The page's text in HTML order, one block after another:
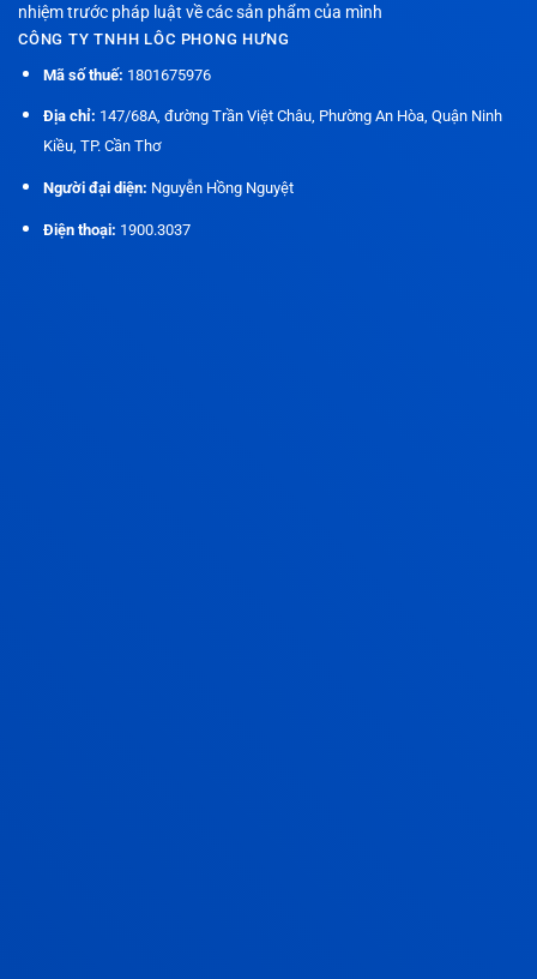
nhiệm trước pháp luật về các sản phẩm của mình
CÔNG TY TNHH LÔC PHONG HƯNG
Mã số thuế: 1801675976
Địa chỉ: 147/68A, đường Trần Việt Châu, Phường An Hòa, Quận Ninh
Kiều, TP. Cần Thơ
Người đại diện: Nguyễn Hồng Nguyệt
Điện thoại: 1900.3037